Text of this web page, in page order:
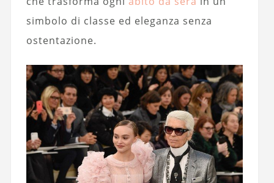
simbolo di classe ed eleganza senza
ostentazione.